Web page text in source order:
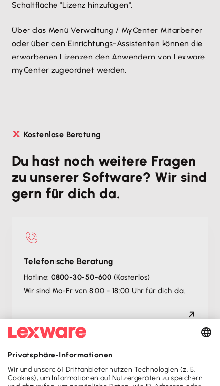
Schaltfläche "Lizenz hinzufügen".
Über das Menü Verwaltung / MyCenter Mitarbeiter
oder über den Einrichtungs-Assistenten können die
erworbenen Lizenzen den Anwendern von Lexware
myCenter zugeordnet werden.
Kostenlose Beratung
Du hast noch weitere Fragen
zu unserer Software? Wir sind
gern für dich da.
Telefonische Beratung
Hotline:0800-30-50-600 (Kostenlos)
Wir sind Mo-Fr von 8:00 - 18:00 Uhr für dich da.